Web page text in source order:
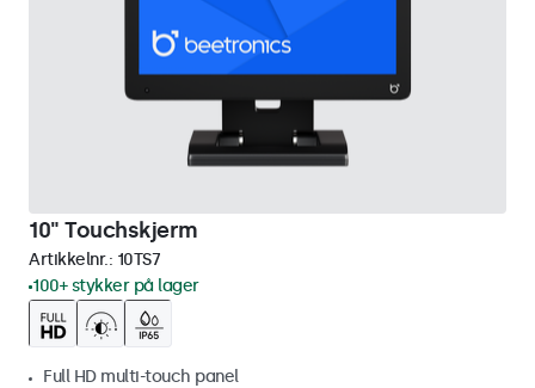
10" Touchskjerm
Artikkelnr.: 10TS7
100+ stykker på lager
Full HD multi-touch panel